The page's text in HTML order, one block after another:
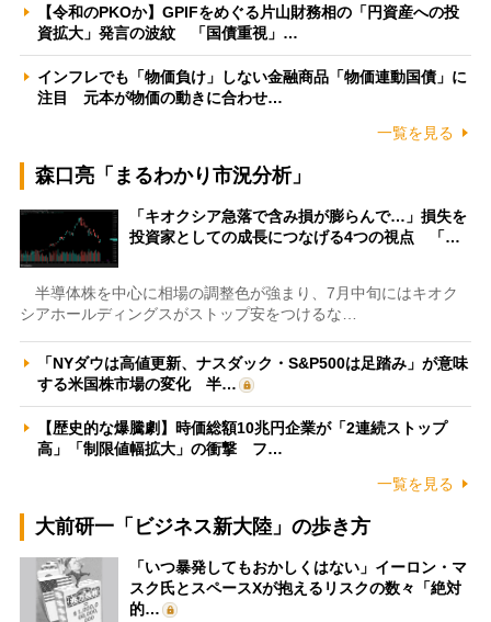
【令和のPKOか】GPIFをめぐる片山財務相の「円資産への投
資拡大」発言の波紋 「国債重視」…
インフレでも「物価負け」しない金融商品「物価連動国債」に
注目 元本が物価の動きに合わせ…
一覧を見る
森口亮「まるわかり市況分析」
「キオクシア急落で含み損が膨らんで…」損失を
投資家としての成長につなげる4つの視点 「…
半導体株を中心に相場の調整色が強まり、7月中旬にはキオク
シアホールディングスがストップ安をつけるな…
「NYダウは高値更新、ナスダック・S&P500は足踏み」が意味
する米国株市場の変化 半…
【歴史的な爆騰劇】時価総額10兆円企業が「2連続ストップ
高」「制限値幅拡大」の衝撃 フ…
一覧を見る
大前研一「ビジネス新大陸」の歩き方
「いつ暴発してもおかしくはない」イーロン・マ
スク氏とスペースXが抱えるリスクの数々「絶対
的…